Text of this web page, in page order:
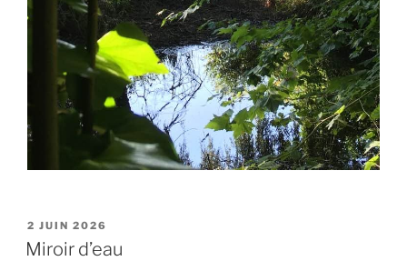
PUBLIÉ
LE
2 JUIN 2026
Miroir d’eau